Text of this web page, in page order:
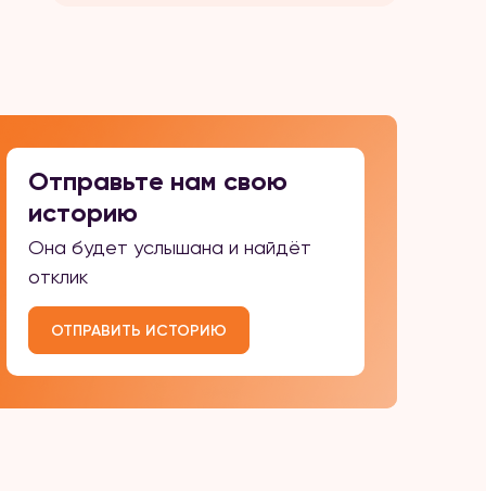
Отправьте нам свою
историю
Она будет услышана и найдёт
отклик
ОТПРАВИТЬ ИСТОРИЮ